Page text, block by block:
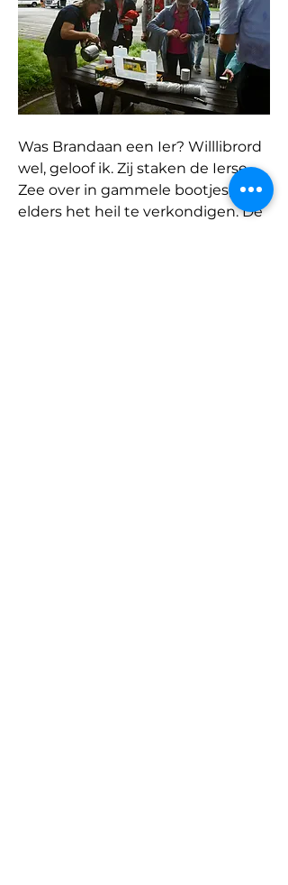
Was Brandaan een Ier? Willlibrord
wel, geloof ik. Zij staken de Ierse
Zee over in gammele bootjes, om
elders het heil te verkondigen. De